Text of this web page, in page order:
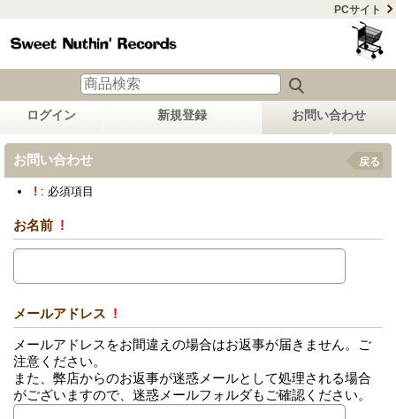
PCサイト
ログイン 新規登録 お問い合わせ
お問い合わせ 戻る
! : 必須項目
お名前 !
メールアドレス !
メールアドレスをお間違えの場合はお返事が届きません。ご
注意ください。
また、弊店からのお返事が迷惑メールとして処理される場合
がございますので、迷惑メールフォルダもご確認ください。